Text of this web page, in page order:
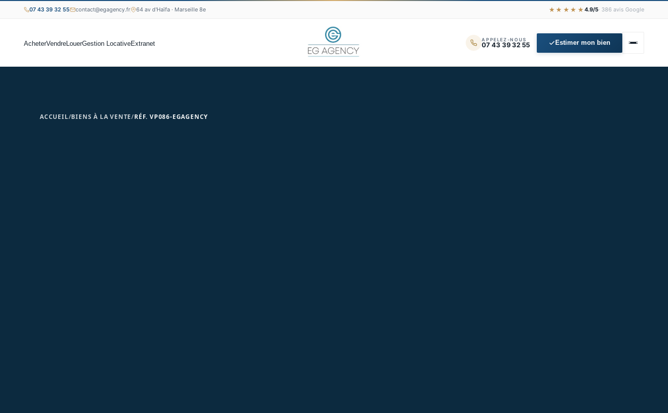
07 43 39 32 55 contact@egagency.fr 64 av d'Haïfa · Marseille 8e ★★★★★ 4.9/5· 386 avis Google
AcheterVendreLouerGestion LocativeExtranet
APPELEZ-NOUS
07 43 39 32 55 Estimer mon bien
ACCUEIL/BIENS À LA VENTE/RÉF. VP086-EGAGENCY